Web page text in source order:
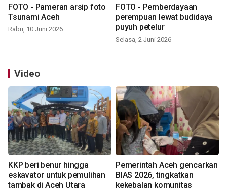
FOTO - Pameran arsip foto
Tsunami Aceh
Rabu, 10 Juni 2026
FOTO - Pemberdayaan
perempuan lewat budidaya
puyuh petelur
Selasa, 2 Juni 2026
Video
KKP beri benur hingga
eskavator untuk pemulihan
tambak di Aceh Utara
Pemerintah Aceh gencarkan
BIAS 2026, tingkatkan
kekebalan komunitas